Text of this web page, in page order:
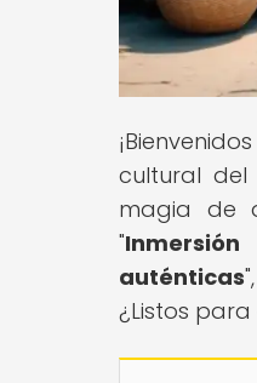
cultural del
magia de
"
auténticas
¿Listos